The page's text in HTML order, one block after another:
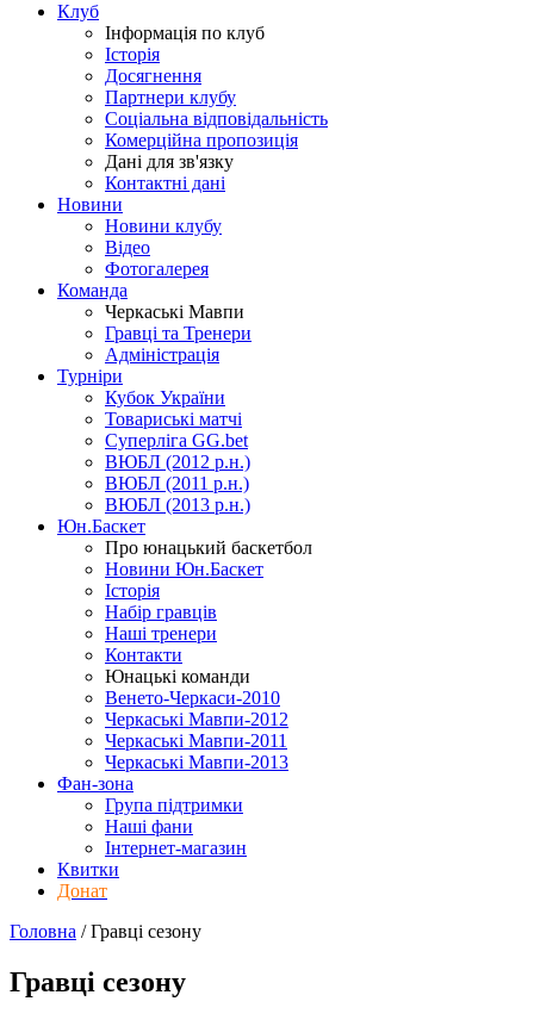
Клуб
Інформація по клуб
Історія
Досягнення
Партнери клубу
Соціальна відповідальність
Комерційна пропозиція
Дані для зв'язку
Контактні дані
Новини
Новини клубу
Відео
Фотогалерея
Команда
Черкаські Мавпи
Гравці та Тренери
Адміністрація
Турніри
Кубок України
Товариські матчі
Суперліга GG.bet
ВЮБЛ (2012 р.н.)
ВЮБЛ (2011 р.н.)
ВЮБЛ (2013 р.н.)
Юн.Баскет
Про юнацький баскетбол
Новини Юн.Баскет
Історія
Набір гравців
Наші тренери
Контакти
Юнацькі команди
Венето-Черкаси-2010
Черкаські Мавпи-2012
Черкаські Мавпи-2011
Черкаські Мавпи-2013
Фан-зона
Група підтримки
Наші фани
Інтернет-магазин
Квитки
Донат
Головна /Гравці сезону
Гравці сезону